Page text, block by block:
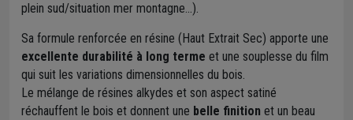
plein sud/situation mer montagne...).
Sa formule renforcée en résine (Haut Extrait Sec) apporte une
excellente durabilité à long terme et une souplesse du film
qui suit les variations dimensionnelles du bois.
Le mélange de résines alkydes et son aspect satiné
réchauffent le bois et donnent une belle finition et un beau